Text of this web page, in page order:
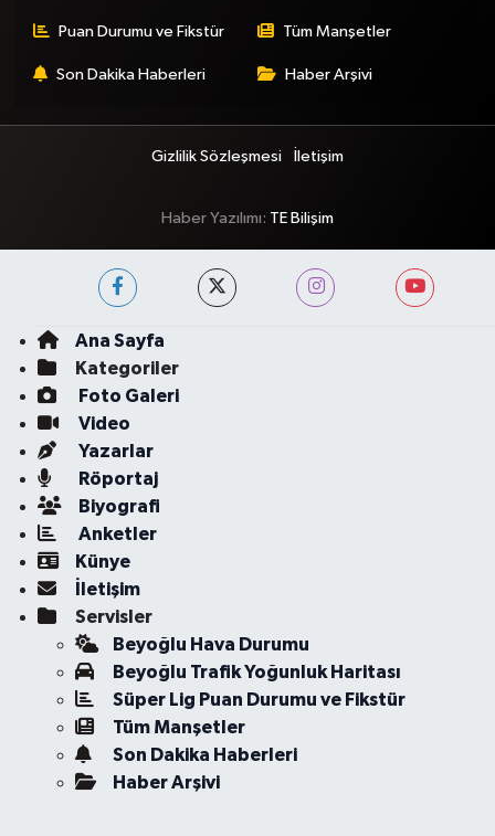
Puan Durumu ve Fikstür Tüm Manşetler
Son Dakika Haberleri Haber Arşivi
Gizlilik Sözleşmesi İletişim
Haber Yazılımı: TE Bilişim
Ana Sayfa
Kategoriler
Foto Galeri
Video
Yazarlar
Röportaj
Biyografi
Anketler
Künye
İletişim
Servisler
Beyoğlu Hava Durumu
Beyoğlu Trafik Yoğunluk Haritası
Süper Lig Puan Durumu ve Fikstür
Tüm Manşetler
Son Dakika Haberleri
Haber Arşivi